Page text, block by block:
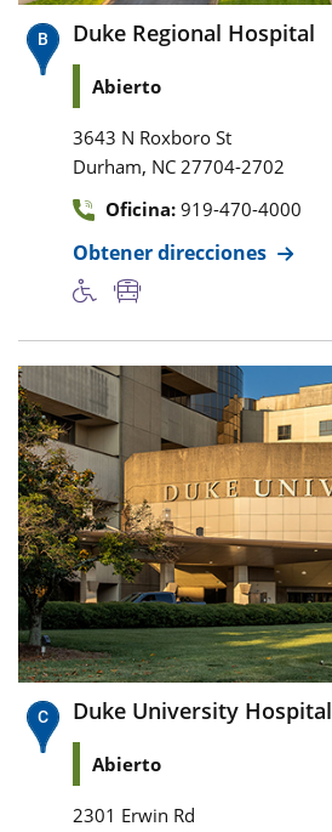
Duke Regional Hospital
Abierto
3643 N Roxboro St
Durham, NC 27704-2702
Oficina: 919-470-4000
Obtener direcciones
Duke University Hospital
Abierto
2301 Erwin Rd